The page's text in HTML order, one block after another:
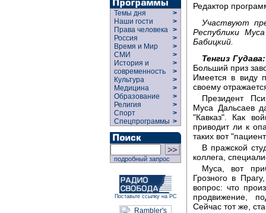
Темы дня
>
Наши гости
>
Права человека >
Россия
>
Время и Мир
>
СМИ
>
История и
современность
>
>
Культура
>
Медицина
>
Образование
>
Религия
>
Спорт
>
Спецпрограммы >
подробный запрос
Поставьте ссылку на РС
Редактор
Участвуют
Республики
Бабицкий.
Тенгиз Гудава:
Больший приз
Имеется в виду
своему
Президент
Муса Дальсаев
"Кавказ". Как
приводит ли к
таких вот
В пражской
коллега,
Муса, вот
Грозного в
вопрос: что
продвижение,
Сейчас тот же,